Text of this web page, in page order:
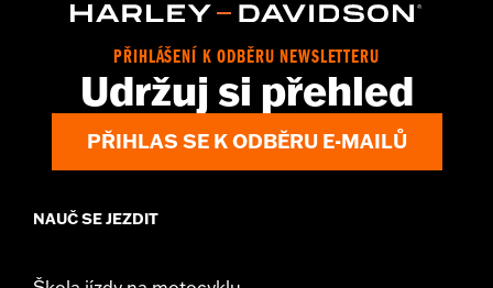
PŘIHLÁŠENÍ K ODBĚRU NEWSLETTERU
Udržuj si přehled
PŘIHLAS SE K ODBĚRU E-MAILŮ
NAUČ SE JEZDIT